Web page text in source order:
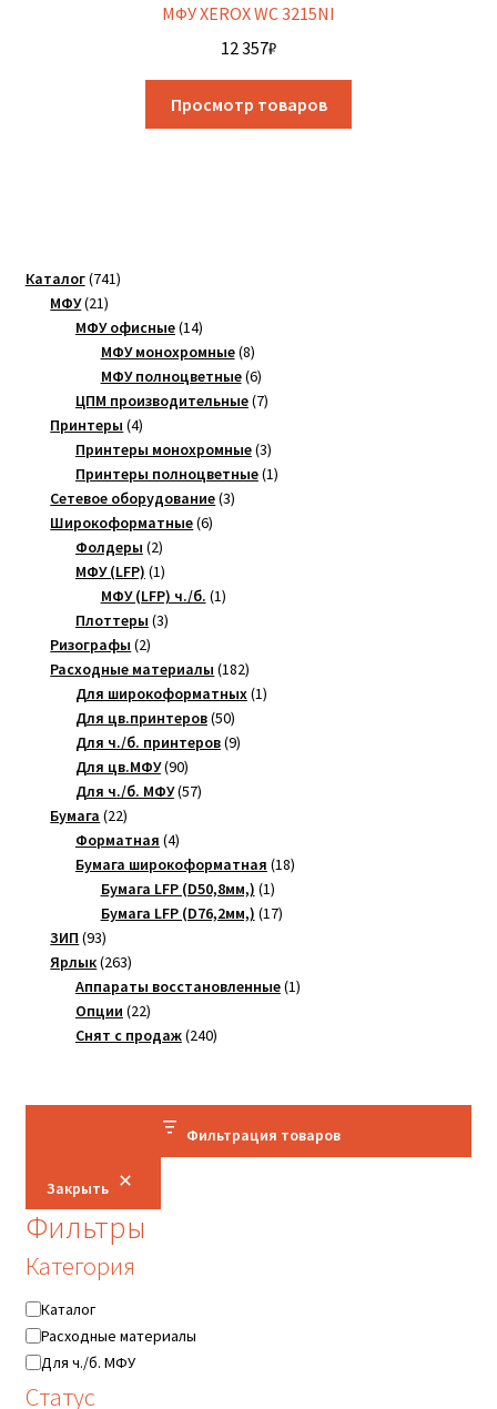
МФУ XEROX WC 3215NI
12 357₽
Просмотр товаров
Каталог 741741
МФУ 2121
товар
МФУ офисные 1414
товаров
МФУ монохромные 88
товаров
МФУ полноцветные 66
товаров
ЦПМ производительные 77
Принтеры 44
товара
Принтеры монохромные 33
товара
Принтеры полноцветные 11
Сетевое оборудование 33
Широкоформатные 66
Фолдеры 22
товара
МФУ (LFP) 11
товар
МФУ (LFP) ч./б. 11
Плоттеры 33
Ризографы 22
товара
Расходные материалы 182182
товара
Для широкоформатных 11
Для цв.принтеров 5050
товаров
Для ч./б. принтеров 99
Для цв.МФУ 9090
товаров
Для ч./б. МФУ 5757
Бумага 2222
товара
Форматная 44
товара
Бумага широкоформатная 1818
Бумага LFP (D50,8мм,) 11
товар
Бумага LFP (D76,2мм,) 1717
ЗИП 9393
товара
Ярлык 263263
товара
Аппараты восстановленные 11
Опции 2222
товара
Снят с продаж 240240
Фильтрация товаров
Закрыть
Фильтры
Категория
Категория
Каталог
Расходные материалы
Для ч./б. МФУ
Статус